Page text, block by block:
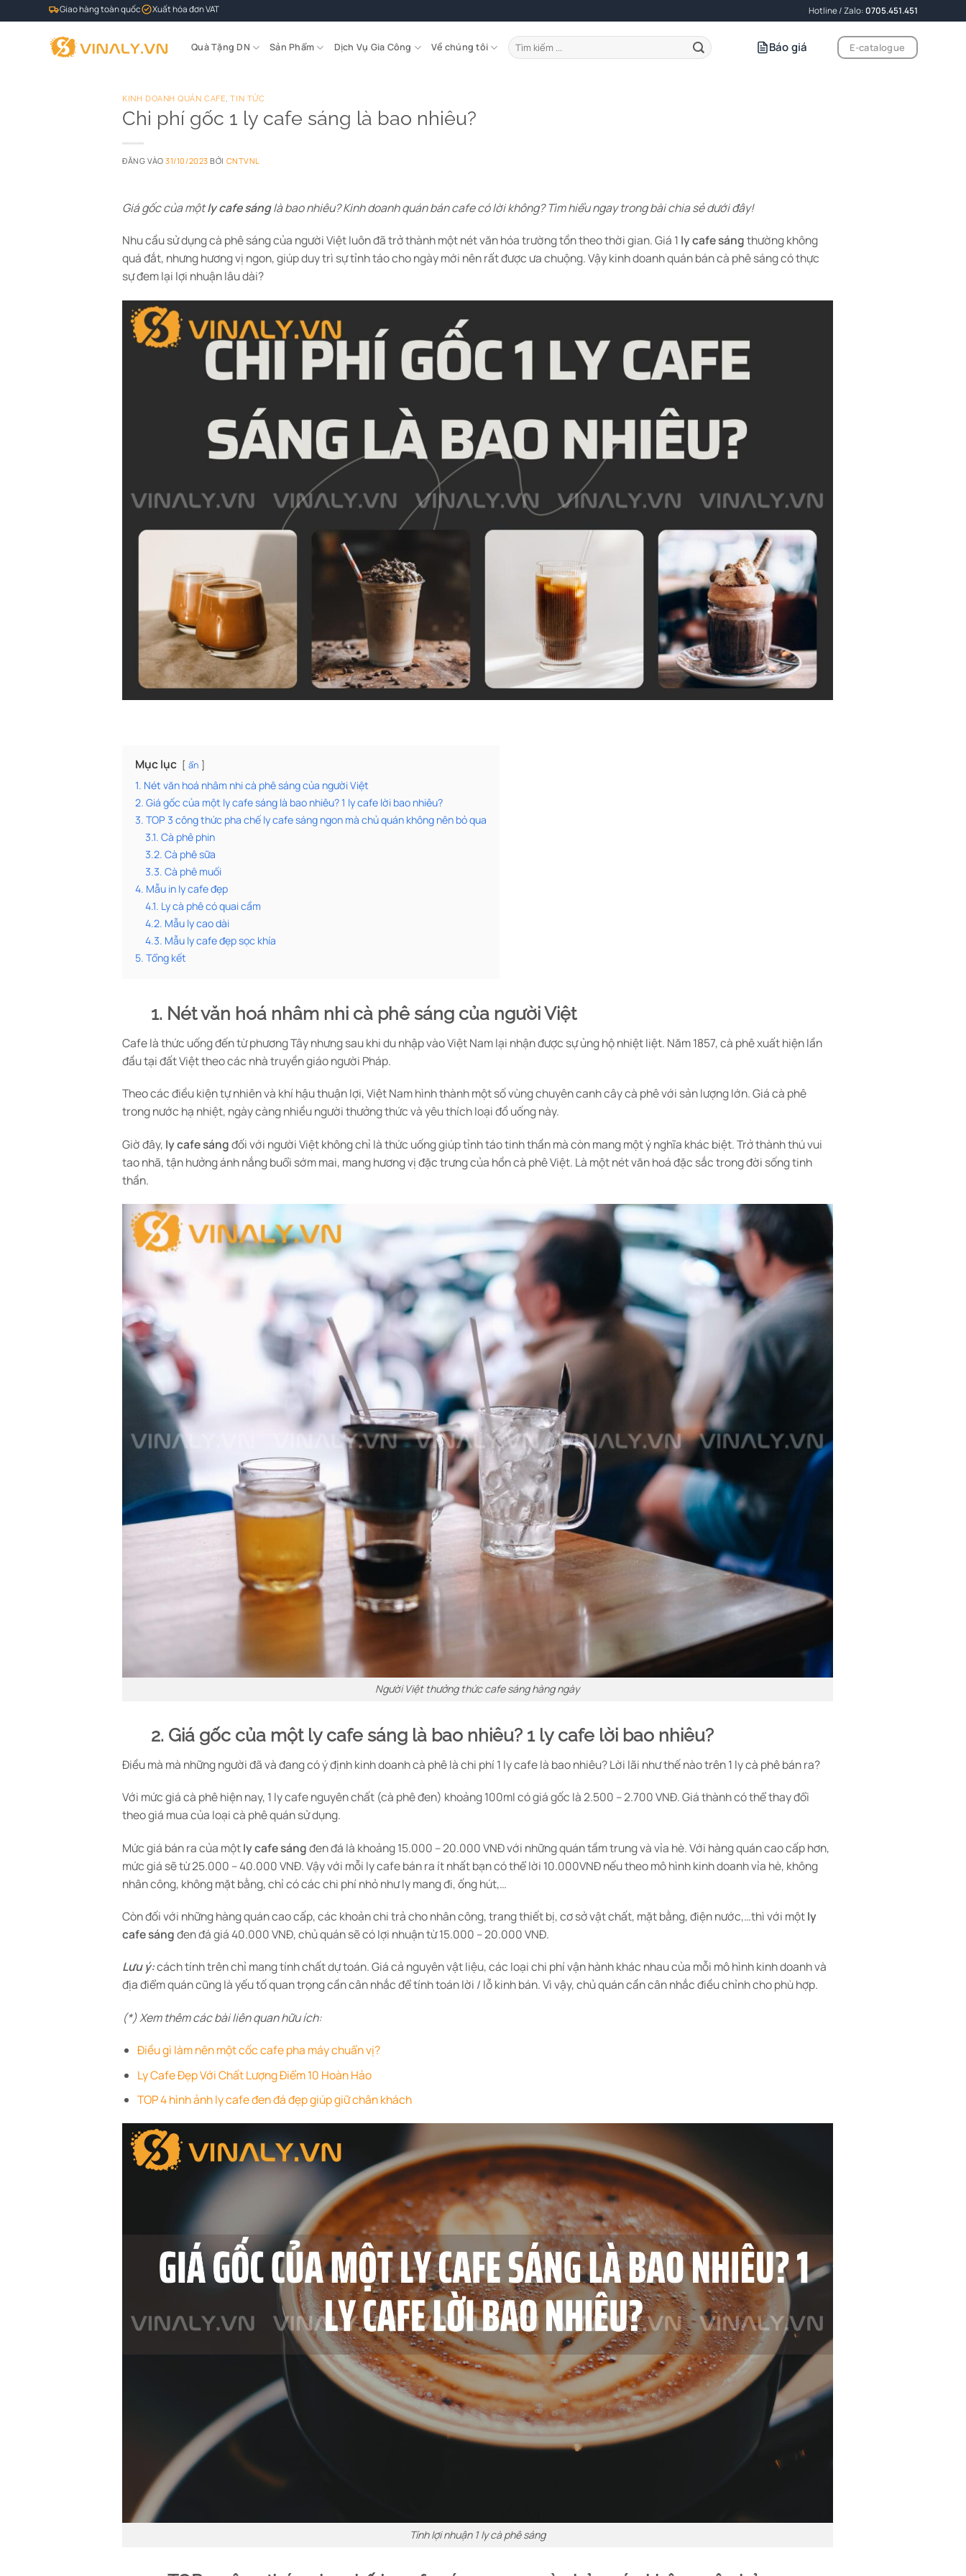
qua
Giao hàng toàn quốc Xuất hóa đơn VAT Hotline / Zalo:0705.451.451
Quà Tặng DN Sản Phẩm Dịch Vụ Gia Công Về chúng tôi
Tìm
kiếm:
Báo giá E-catalogue
KINH DOANH QUÁN CAFE,TIN TỨC
Chi phí gốc 1 ly cafe sáng là bao nhiêu?
ĐĂNG VÀO31/10/2023 BỞI CNTVNL
Giá gốc của mộtly cafe sánglà bao nhiêu? Kinh doanh quán bán cafe có lời không? Tìm hiểu ngay trong bài chia sẻ dưới đây!
Nhu cầu sử dụng cà phê sáng của người Việt luôn đã trở thành một nét văn hóa trường tồn theo thời gian. Giá 1 ly cafe sángthường không
quá đắt, nhưng hương vị ngon, giúp duy trì sự tỉnh táo cho ngày mới nên rất được ưa chuộng. Vậy kinh doanh quán bán cà phê sáng có thực
sự đem lại lợi nhuận lâu dài?
Mục lục ẩn
1. Nét văn hoá nhâm nhi cà phê sáng của người Việt
2. Giá gốc của một ly cafe sáng là bao nhiêu? 1 ly cafe lời bao nhiêu?
3. TOP 3 công thức pha chế ly cafe sáng ngon mà chủ quán không nên bỏ qua
3.1. Cà phê phin
3.2. Cà phê sữa
3.3. Cà phê muối
4. Mẫu in ly cafe đẹp
4.1. Ly cà phê có quai cầm
4.2. Mẫu ly cao dài
4.3. Mẫu ly cafe đẹp sọc khía
5. Tổng kết
1. Nét văn hoá nhâm nhi cà phê sáng của người Việt
Cafe là thức uống đến từ phương Tây nhưng sau khi du nhập vào Việt Nam lại nhận được sự ủng hộ nhiệt liệt. Năm 1857, cà phê xuất hiện lần
đầu tại đất Việt theo các nhà truyền giáo người Pháp.
Theo các điều kiện tự nhiên và khí hậu thuận lợi, Việt Nam hình thành một số vùng chuyên canh cây cà phê với sản lượng lớn. Giá cà phê
trong nước hạ nhiệt, ngày càng nhiều người thưởng thức và yêu thích loại đồ uống này.
Giờ đây, ly cafe sángđối với người Việt không chỉ là thức uống giúp tỉnh táo tinh thần mà còn mang một ý nghĩa khác biệt. Trở thành thú vui
tao nhã, tận hưởng ánh nắng buổi sớm mai, mang hương vị đặc trưng của hồn cà phê Việt. Là một nét văn hoá đặc sắc trong đời sống tinh
thần.
Người Việt thưởng thức cafe sáng hàng ngày
2. Giá gốc của một ly cafe sáng là bao nhiêu? 1 ly cafe lời bao nhiêu?
Điều mà mà những người đã và đang có ý định kinh doanh cà phê là chi phí 1 ly cafe là bao nhiêu? Lời lãi như thế nào trên 1 ly cà phê bán ra?
Với mức giá cà phê hiện nay, 1 ly cafe nguyên chất (cà phê đen) khoảng 100ml có giá gốc là 2.500 – 2.700 VNĐ. Giá thành có thể thay đổi
theo giá mua của loại cà phê quán sử dụng.
Mức giá bán ra của mộtly cafe sángđen đá là khoảng 15.000 – 20.000 VNĐ với những quán tầm trung và vỉa hè. Với hàng quán cao cấp hơn,
mức giá sẽ từ 25.000 – 40.000 VNĐ. Vậy với mỗi ly cafe bán ra ít nhất bạn có thể lời 10.000VNĐ nếu theo mô hình kinh doanh vỉa hè, không
nhân công, không mặt bằng, chỉ có các chi phí nhỏ như ly mang đi, ống hút,…
Còn đối với những hàng quán cao cấp, các khoản chi trả cho nhân công, trang thiết bị, cơ sở vật chất, mặt bằng, điện nước,…thì với mộtly
cafe sángđen đá giá 40.000 VNĐ, chủ quán sẽ có lợi nhuận từ 15.000 – 20.000 VNĐ.
Lưu ý:cách tính trên chỉ mang tính chất dự toán. Giá cả nguyên vật liệu, các loại chi phí vận hành khác nhau của mỗi mô hình kinh doanh và
địa điểm quán cũng là yếu tố quan trọng cần cân nhắc để tính toán lời / lỗ kinh bán. Vì vậy, chủ quán cần cân nhắc điều chỉnh cho phù hợp.
(*) Xem thêm các bài liên quan hữu ích:
Điều gì làm nên một cốc cafe pha máy chuẩn vị?
Ly Cafe Đẹp Với Chất Lượng Điểm 10 Hoàn Hảo
TOP 4 hình ảnh ly cafe đen đá đẹp giúp giữ chân khách
Tính lợi nhuận 1 ly cà phê sáng